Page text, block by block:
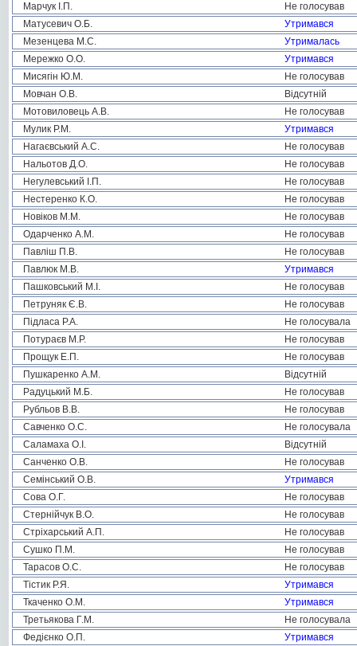
Марчук І.П.
Не голосував
Матусевич О.Б.
Утримався
Мезенцева М.С.
Утрималась
Мережко О.О.
Утримався
Мисягін Ю.М.
Не голосував
Мовчан О.В.
Відсутній
Мотовиловець А.В.
Не голосував
Мулик Р.М.
Утримався
Нагаєвський А.С.
Не голосував
Нальотов Д.О.
Не голосував
Негулевський І.П.
Не голосував
Нестеренко К.О.
Не голосував
Новіков М.М.
Не голосував
Одарченко А.М.
Не голосував
Павліш П.В.
Не голосував
Павлюк М.В.
Утримався
Пашковський М.І.
Не голосував
Петруняк Є.В.
Не голосував
Підласа Р.А.
Не голосувала
Потураєв М.Р.
Не голосував
Прощук Е.П.
Не голосував
Пушкаренко А.М.
Відсутній
Радуцький М.Б.
Не голосував
Рубльов В.В.
Не голосував
Савченко О.С.
Не голосувала
Саламаха О.І.
Відсутній
Санченко О.В.
Не голосував
Семінський О.В.
Утримався
Сова О.Г.
Не голосував
Стернійчук В.О.
Не голосував
Стріхарський А.П.
Не голосував
Сушко П.М.
Не голосував
Тарасов О.С.
Не голосував
Тістик Р.Я.
Утримався
Ткаченко О.М.
Утримався
Третьякова Г.М.
Не голосувала
Федієнко О.П.
Утримався